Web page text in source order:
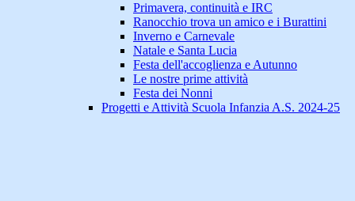
Primavera, continuità e IRC
Ranocchio trova un amico e i Burattini
Inverno e Carnevale
Natale e Santa Lucia
Festa dell'accoglienza e Autunno
Le nostre prime attività
Festa dei Nonni
Progetti e Attività Scuola Infanzia A.S. 2024-25